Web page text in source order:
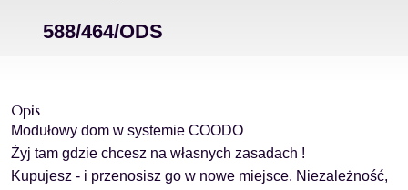
588/464/ODS
Opis
Modułowy dom w systemie COODO
Żyj tam gdzie chcesz na własnych zasadach !
Kupujesz - i przenosisz go w nowe miejsce. Niezależność,